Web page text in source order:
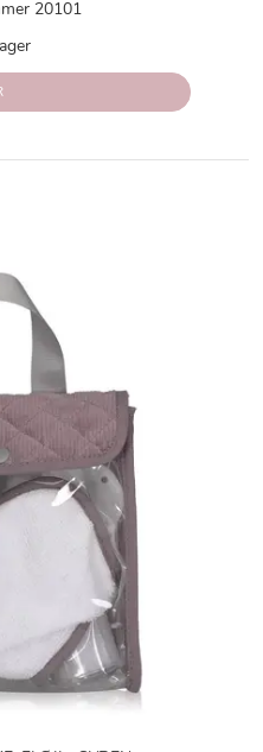
20101